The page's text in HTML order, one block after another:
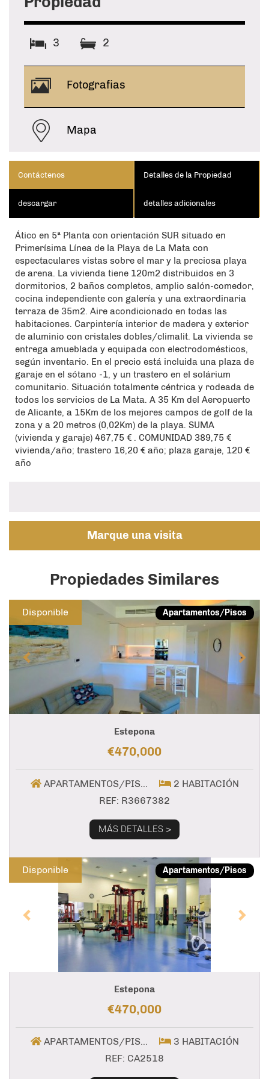
3 2
Fotografias
Mapa
Contáctenos Detalles de la Propiedad
descargar detalles adicionales
Ático en 5ª Planta con orientación SUR situado en
Primerísima Línea de la Playa de La Mata con
espectaculares vistas sobre el mar y la preciosa playa
de arena. La vivienda tiene 120m2 distribuidos en 3
dormitorios, 2 baños completos, amplio salón-comedor,
cocina independiente con galería y una extraordinaria
terraza de 35m2. Aire acondicionado en todas las
habitaciones. Carpintería interior de madera y exterior
de aluminio con cristales dobles/climalit. La vivienda se
entrega amueblada y equipada con electrodomésticos,
según inventario. En el precio está incluida una plaza de
garaje en el sótano -1, y un trastero en el solárium
comunitario. Situación totalmente céntrica y rodeada de
todos los servicios de La Mata. A 35 Km del Aeropuerto
de Alicante, a 15Km de los mejores campos de golf de la
zona y a 20 metros (0,02Km) de la playa. SUMA
(vivienda y garaje) 467,75 € . COMUNIDAD 389,75 €
vivienda/año; trastero 16,20 € año; plaza garaje, 120 €
año
Marque una visita
Propiedades Similares
Disponible Apartamentos/Pisos
Previous Next
Estepona
€470,000
APARTAMENTOS/PISOS
2 HABITACIÓN
REF: R3667382
MÁS DETALLES >
Disponible Apartamentos/Pisos
Previous Next
Estepona
€470,000
APARTAMENTOS/PISOS
3 HABITACIÓN
REF: CA2518